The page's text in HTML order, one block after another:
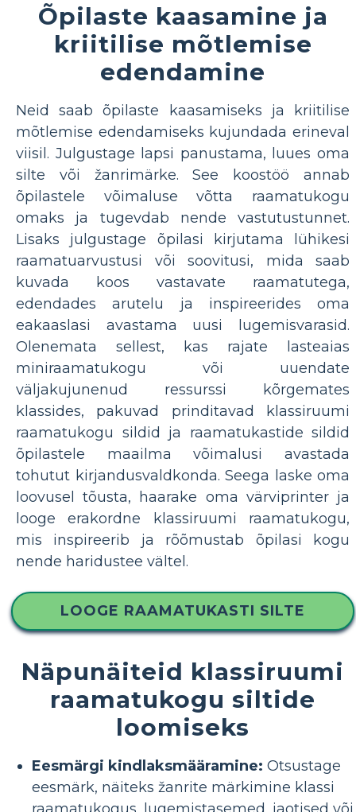
Õpilaste kaasamine ja
kriitilise mõtlemise
edendamine
Neid saab õpilaste kaasamiseks ja kriitilise
mõtlemise edendamiseks kujundada erineval
viisil. Julgustage lapsi panustama, luues oma
silte või žanrimärke. See koostöö annab
õpilastele võimaluse võtta raamatukogu
omaks ja tugevdab nende vastutustunnet.
Lisaks julgustage õpilasi kirjutama lühikesi
raamatuarvustusi või soovitusi, mida saab
kuvada koos vastavate raamatutega,
edendades arutelu ja inspireerides oma
eakaaslasi avastama uusi lugemisvarasid.
Olenemata sellest, kas rajate lasteaias
miniraamatukogu või uuendate
väljakujunenud ressurssi kõrgemates
klassides, pakuvad prinditavad klassiruumi
raamatukogu sildid ja raamatukastide sildid
õpilastele maailma võimalusi avastada
tohutut kirjandusvaldkonda. Seega laske oma
loovusel tõusta, haarake oma värviprinter ja
looge erakordne klassiruumi raamatukogu,
mis inspireerib ja rõõmustab õpilasi kogu
nende haridustee vältel.
LOOGE RAAMATUKASTI SILTE
Näpunäiteid klassiruumi
raamatukogu siltide
loomiseks
Eesmärgi kindlaksmääramine: Otsustage
eesmärk, näiteks žanrite märkimine klassi